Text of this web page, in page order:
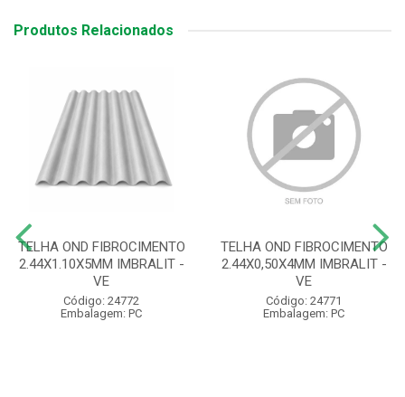
Produtos Relacionados
TELHA OND FIBROCIMENTO
2.44X1.10X5MM IMBRALIT -
VE
Código: 24772
Embalagem: PC
TELHA OND FIBROCIMENTO
2.44X0,50X4MM IMBRALIT -
VE
Código: 24771
Embalagem: PC